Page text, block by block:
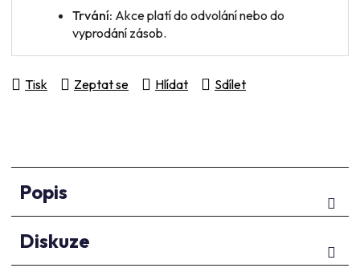
Trvání: Akce platí do odvolání nebo do
vyprodání zásob.
Tisk Zeptat se Hlídat Sdílet
Popis
Diskuze